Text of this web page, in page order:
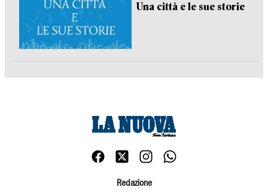
Una città e le sue storie
Redazione